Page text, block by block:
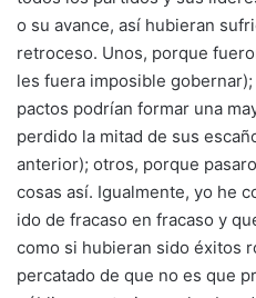
o su avance, así hubieran
retroceso. Unos, porque
les fuera imposible
pactos podrían formar una
perdido la mitad de sus
anterior); otros, porque
cosas así. Igualmente, yo he
ido de fracaso en fracaso y
como si hubieran sido éxitos
percatado de que no es que